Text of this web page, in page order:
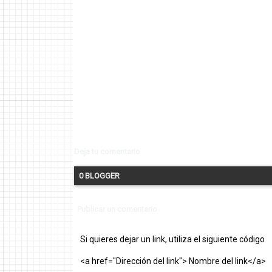
0 BLOGGER
Si quieres dejar un link, utiliza el siguiente código
<a href="Dirección del link"> Nombre del link</a>